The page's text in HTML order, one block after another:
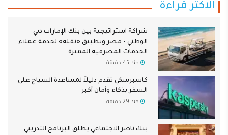
الاكثر قراءة
شراكة استراتيجية بين بنك الإمارات دبي
الوطني - مصر وتطبيق «نقلة» لخدمة عملاء
الخدمات المصرفية المميزة
منذ 45 دقيقة
كاسبرسكي تقدم دليلاً لمساعدة السياح على
السفر بذكاء وأمان أكبر
منذ 29 دقيقة
بنك ناصر الاجتماعي يطلق البرنامج التدريبي